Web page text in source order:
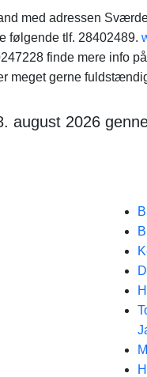
med adressen
følgende tlf. 28402489.
finde mere info på
meget gerne
august 2026